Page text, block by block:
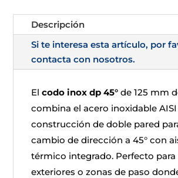
Descripción
Si te interesa esta artículo, por
contacta con nosotros.
Elcodo inox dp 45° de 125 mm
combina el acero inoxidable
construcción de doble pared
cambio de dirección a 45° con
térmico integrado. Perfecto para
exteriores o zonas de paso